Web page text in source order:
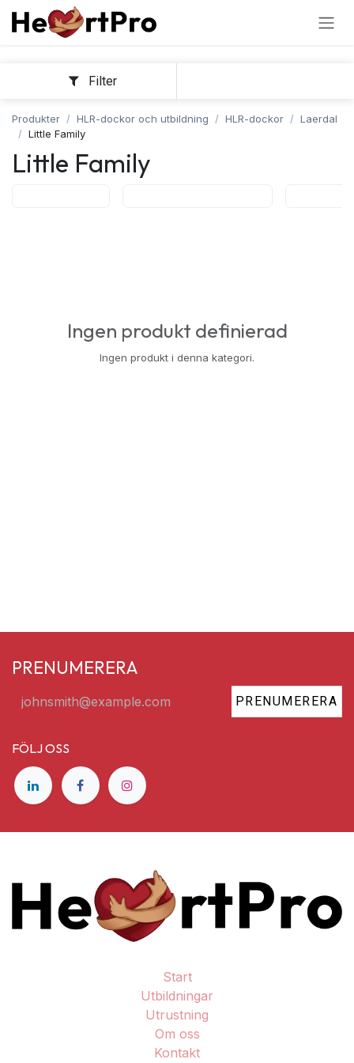
Hoppa till innehållet
Filter
Produkter HLR-dockor och utbildning HLR-dockor
Laerdal
Little Family
Little Family
Ingen produkt definierad
Ingen produkt i denna kategori.
PRENUMERERA
PRENUMERERA
FÖLJ OSS
Start
Utbildningar
Utrustning
Om oss
Kontakt